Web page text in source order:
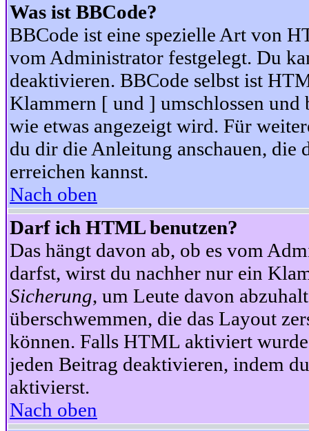
Was ist BBCode?
BBCode ist eine spezielle Art von
vom Administrator festgelegt. Du
deaktivieren. BBCode selbst ist
Klammern [ und ] umschlossen
wie etwas angezeigt wird. Für
du dir die Anleitung anschauen, die
erreichen kannst.
Nach oben
Darf ich HTML benutzen?
Das hängt davon ab, ob es vom
darfst, wirst du nachher nur ein
Sicherung, um Leute davon
überschwemmen, die das Layout
können. Falls HTML aktiviert
jeden Beitrag deaktivieren, indem
aktivierst.
Nach oben